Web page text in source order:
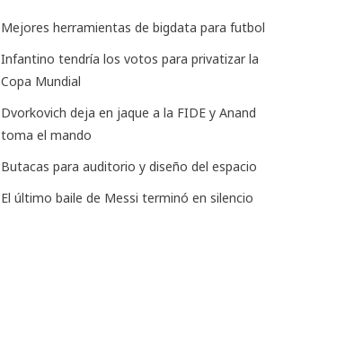
Mejores herramientas de bigdata para futbol
Infantino tendría los votos para privatizar la
Copa Mundial
Dvorkovich deja en jaque a la FIDE y Anand
toma el mando
Butacas para auditorio y diseño del espacio
El último baile de Messi terminó en silencio